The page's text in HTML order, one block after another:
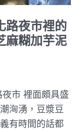
路夜市裡的
麻糊加芋泥
市 裡面頗具盛
洶湧，豆漿豆
有時間的話都